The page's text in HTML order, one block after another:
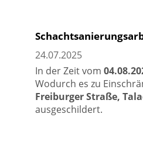
24.07.2025
In der Zeit vom
Wodurch es zu
Freiburger Straße,
ausgeschildert.